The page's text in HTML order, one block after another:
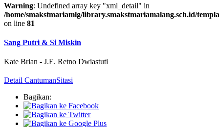
Warning: Undefined array key "xml_detail" in
/home/smakstmariamlg/library.smakstmariamalang.sch.id/
on line 81
Sang Putri & Si Miskin
Kate Brian - J.E. Retno Dwiastuti
Detail CantumanSitasi
Bagikan: